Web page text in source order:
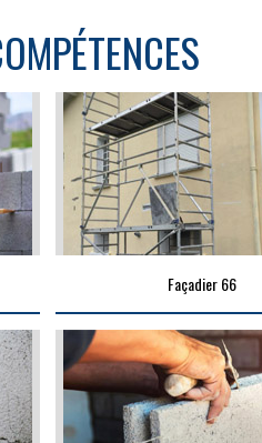
Façadier 66